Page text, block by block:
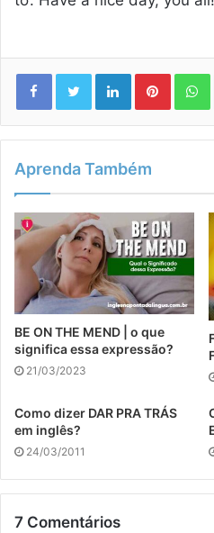
Linkedin
Aprenda Também
BE ON THE MEND | o que
significa essa expressão?
21/03/2023
Como dizer DAR PRA TRÁS
em inglês?
24/03/2011
7 Comentários